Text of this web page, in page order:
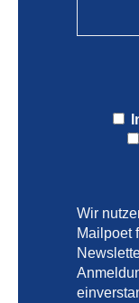
Wir
Mailpoet